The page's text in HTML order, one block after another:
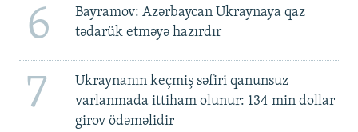
6
Bayramov: Azərbaycan Ukraynaya qaz
tədarük etməyə hazırdır
7
Ukraynanın keçmiş səfiri qanunsuz
varlanmada ittiham olunur: 134 min dollar
girov ödəməlidir